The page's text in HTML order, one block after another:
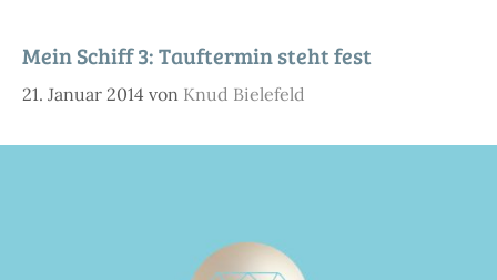
Mein Schiff 3: Tauftermin steht fest
21. Januar 2014 von Knud Bielefeld